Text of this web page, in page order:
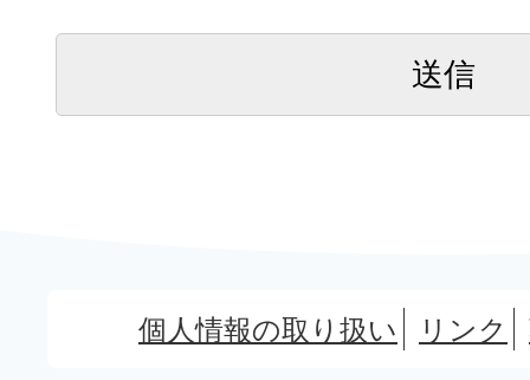
個人情報の取り扱い リンク